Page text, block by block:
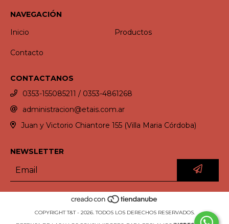
NAVEGACIÓN
Inicio
Productos
Contacto
CONTACTANOS
0353-155085211 / 0353-4861268
administracion@etais.com.ar
Juan y Victorio Chiantore 155 (Villa Maria Córdoba)
NEWSLETTER
COPYRIGHT T&T - 2026. TODOS LOS DERECHOS RESERVADOS.